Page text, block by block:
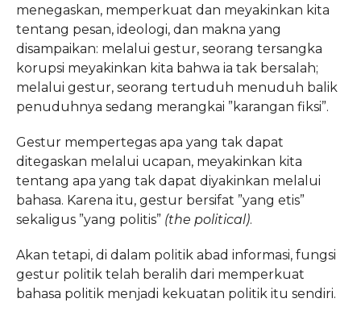
menegaskan, memperkuat dan meyakinkan kita
tentang pesan, ideologi, dan makna yang
disampaikan: melalui gestur, seorang tersangka
korupsi meyakinkan kita bahwa ia tak bersalah;
melalui gestur, seorang tertuduh menuduh balik
penuduhnya sedang merangkai ”karangan fiksi”.
Gestur mempertegas apa yang tak dapat
ditegaskan melalui ucapan, meyakinkan kita
tentang apa yang tak dapat diyakinkan melalui
bahasa. Karena itu, gestur bersifat ”yang etis”
sekaligus ”yang politis” (the political).
Akan tetapi, di dalam politik abad informasi, fungsi
gestur politik telah beralih dari memperkuat
bahasa politik menjadi kekuatan politik itu sendiri.